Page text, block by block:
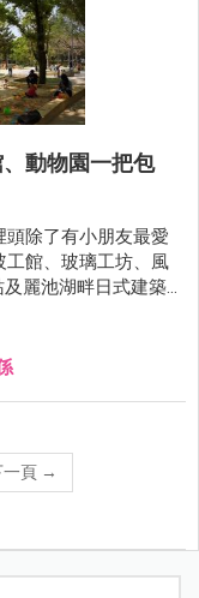
動物園一把包
頭除了有小朋友最愛
工館、玻璃工坊、風
麗池湖畔日式建築
園的腹地內，可說
一頁 →